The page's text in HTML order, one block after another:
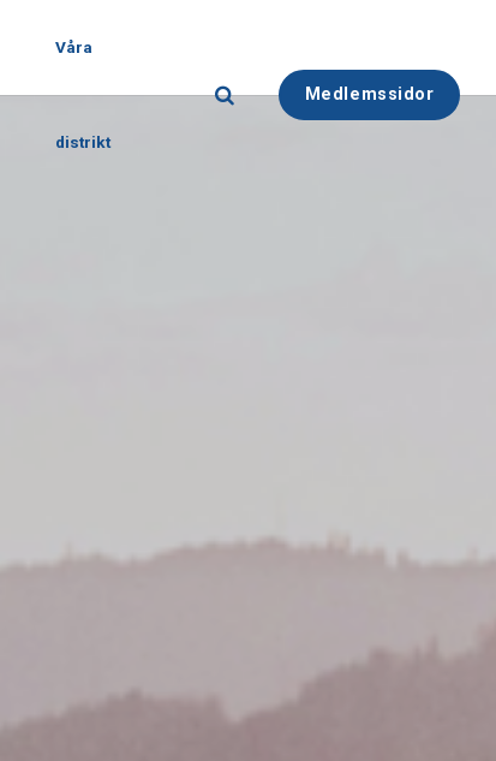
Våra
distrikt
Medlemssidor